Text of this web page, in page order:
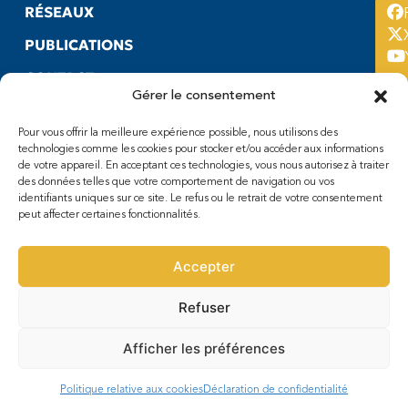
Gérer le consentement
Pour vous offrir la meilleure expérience possible, nous utilisons des
technologies comme les cookies pour stocker et/ou accéder aux informations
de votre appareil. En acceptant ces technologies, vous nous autorisez à traiter
des données telles que votre comportement de navigation ou vos
identifiants uniques sur ce site. Le refus ou le retrait de votre consentement
peut affecter certaines fonctionnalités.
Accepter
Refuser
Afficher les préférences
Politique relative aux cookiesDéclaration de confidentialité
RÉSEAUX
PUBLICATIONS
CONTACT
SUIVEZ-NOUS
Facebook
X
Youtube
Paramètres des cookies